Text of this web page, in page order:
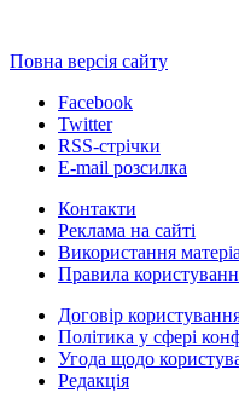
Повна версія сайту
Facebook
Twitter
RSS-стрічки
E-mail розсилка
Контакти
Реклама на сайті
Використання
Правила
Договір
Політика у сфері
Угода щодо
Редакція